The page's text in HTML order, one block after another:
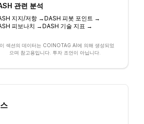
관련 분석
지지/저항→DASH 피봇 포인트 →
피보나치 →DASH 기술 지표 →
섹션의 데이터는 COINOTAG AI에 의해 생성되었
으며 참고용입니다. 투자 조언이 아닙니다.